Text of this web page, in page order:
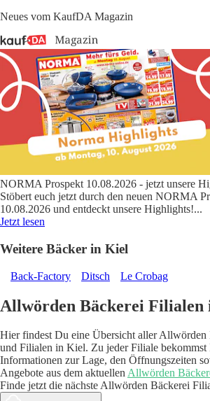
Neues vom KaufDA Magazin
NORMA Prospekt 10.08.2026 - jetzt unsere
Stöbert euch jetzt durch den neuen NORMA
10.08.2026 und entdeckt unsere Highlights!...
Jetzt lesen
Weitere Bäcker in Kiel
Back-Factory Ditsch Le Crobag
Allwörden Bäckerei Filialen
Hier findest Du eine Übersicht aller Allwörden
und Filialen in Kiel. Zu jeder Filiale
Informationen zur Lage, den Öffnungszeiten
Angebote aus dem aktuellenAllwörden
Finde jetzt die nächste Allwörden Bäckerei